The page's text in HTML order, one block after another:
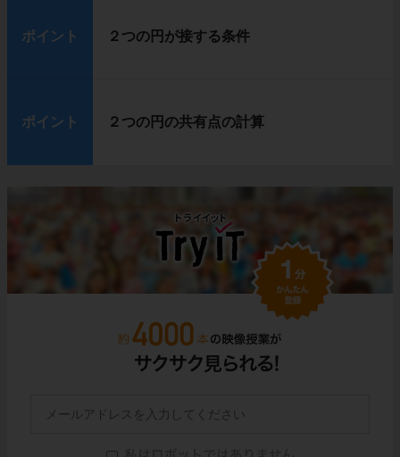
ポイント ２つの円が接する条件
ポイント ２つの円の共有点の計算